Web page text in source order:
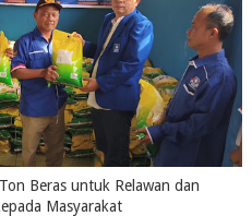
Beras untuk Relawan dan
Masyarakat